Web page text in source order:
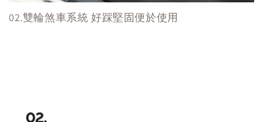
02.雙輪煞車系統 好踩堅固便於使用